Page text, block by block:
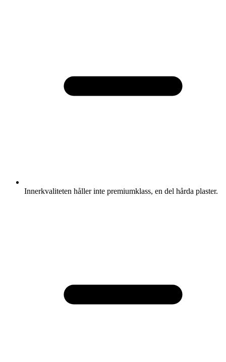
Innerkvaliteten håller inte premiumklass, en del hårda plaster.